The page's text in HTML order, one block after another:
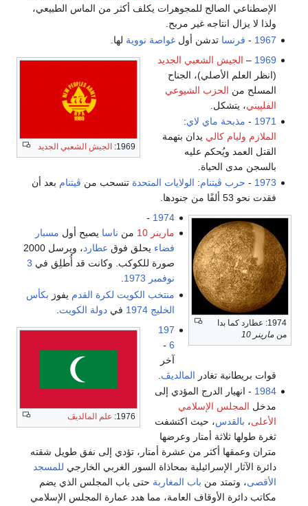
الإصطناعي الصالح للمجوهرات يكلف أكثر من الماس الطبيعي،
ولذا لا يزال انتاجه غير مربح.
1967
- فرنسا تدشن أولغواصة نووية لها.
1969: الجيش الشعبي الجديد
1969
– الجيش الشعبي الجديد
(انظر العلم الأصلي)، الجناح
المسلح من الحزب الشيوعي
الفلپيني، يتشكل.
1971
- مذبحة ماي لاي:
الملازم وليام كالي يدان بتهمة
القتل العمد ويُحكم عليه
بالسجن مدى الحياة.
1973
- حرب ڤيتنام: الولايات المتحدة تنسحب من ڤيتنام بعد أن
فقدت نحو 53 ألفًا من جنودها.
1974: عطارد كما بدا
من مارينر 10
1974
-
مارينر 10
من ناسا يصبح أول مسبار
فضاء يحلق فوق عطارد
، ويرسل 2000
صورة للكوكب. وكانت قد أُطلِق في 3
نوفمبر 1973
.
منتخب الكويت لكرة القدم يفوز بكأس
الخليج 1974
في دولة الكويت
1976: علم المالديڤ
197
6
-
آخر
قوات بريطانية تغادر المالديڤ
1984 - انهيار الدرج المؤدي إلى
مدخل المجلس الإسلامي
الأعلى، بالقدس، حيث اكتشفت
ثغرة طولها ثلاثة أمتار وعرضها
متران وعمقها أكثر من عشرة أمتار، تؤدي إلى نفق طويل شقته
دائرة الآثار الإسرائيلية بمحاذاة السور الغربي الخارجي للمسجد
الأقصى، وتمتد من باب المغاربة حتى باب المجلس الذي يضم
مكاتب دائرة الأوقاف العامة، مما هدد عمارة المجلس الإسلامي